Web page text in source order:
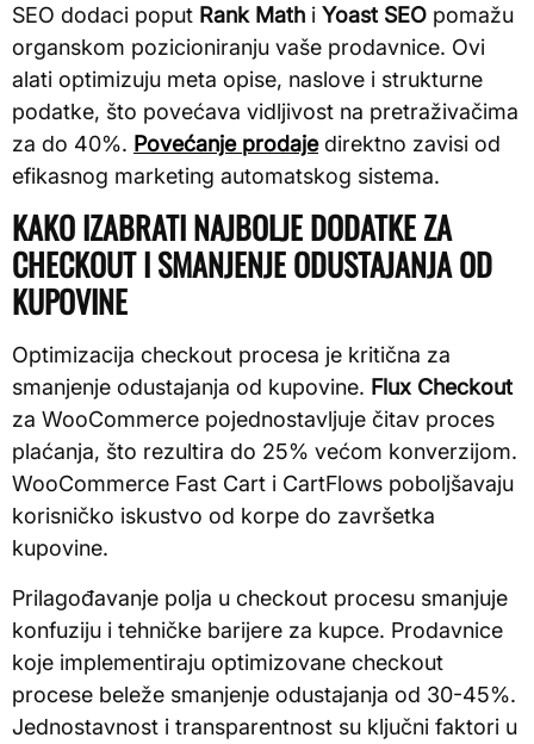
SEO dodaci poput Rank Math i Yoast SEO pomažu
organskom pozicioniranju vaše prodavnice. Ovi
alati optimizuju meta opise, naslove i strukturne
podatke, što povećava vidljivost na pretraživačima
za do 40%. Povećanje prodajedirektno zavisi od
efikasnog marketing automatskog sistema.
KAKO IZABRATI NAJBOLJE DODATKE ZA
CHECKOUT I SMANJENJE ODUSTAJANJA OD
KUPOVINE
Optimizacija checkout procesa je kritična za
smanjenje odustajanja od kupovine. Flux Checkout
za WooCommerce pojednostavljuje čitav proces
plaćanja, što rezultira do 25% većom konverzijom.
WooCommerce Fast Cart i CartFlows poboljšavaju
korisničko iskustvo od korpe do završetka
kupovine.
Prilagođavanje polja u checkout procesu smanjuje
konfuziju i tehničke barijere za kupce. Prodavnice
koje implementiraju optimizovane checkout
procese beleže smanjenje odustajanja od 30-45%.
Jednostavnost i transparentnost su ključni faktori u